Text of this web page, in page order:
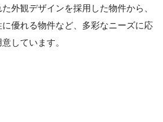
外観デザインを採用した物件から、
優れる物件など、多彩なニーズに応
しています。